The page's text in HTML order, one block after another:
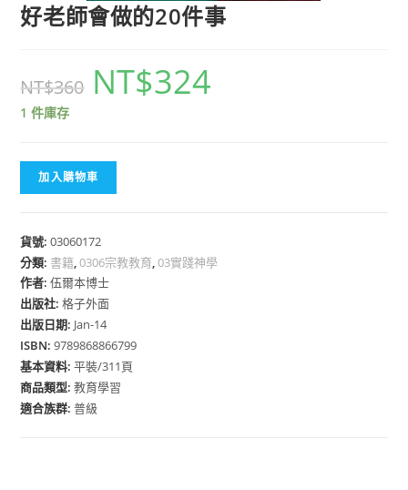
好老師會做的20件事
NT$360 NT$324
1 件庫存
加入購物車
貨號:03060172
分類: 書籍,0306宗教教育,03實踐神學
作者:伍爾本博士
出版社:格子外面
出版日期: Jan-14
ISBN:9789868866799
基本資料:平裝/311頁
商品類型:教育學習
適合族群:普級